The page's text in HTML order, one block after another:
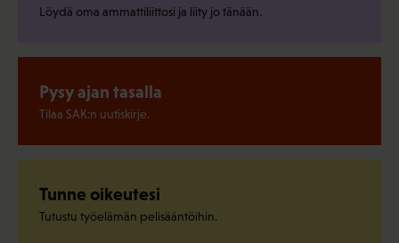
Löydä oma ammattiliittosi ja liity jo tänään.
Pysy ajan tasalla
Tilaa SAK:n uutiskirje.
Tunne oikeutesi
Tutustu työelämän pelisääntöihin.